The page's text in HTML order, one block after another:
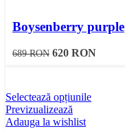
Boysenberry purple
689RON 620 RON
Selectează opțiunile
Previzualizează
Adauga la wishlist